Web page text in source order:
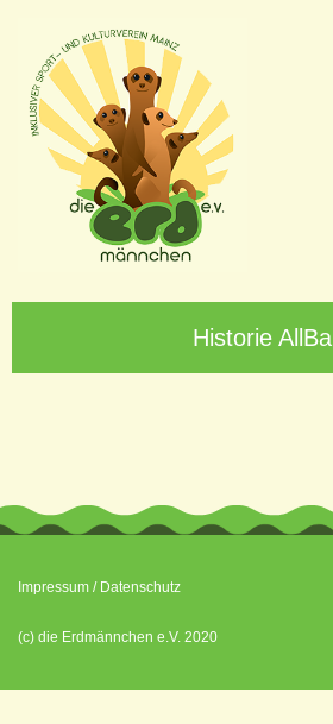
Historie AllBall
Impressum / Datenschutz
(c) die Erdmännchen e.V. 2020